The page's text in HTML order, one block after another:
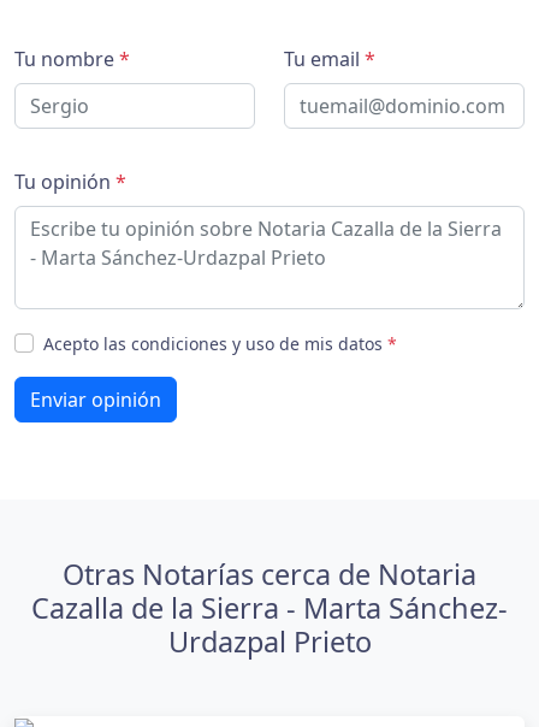
Tu nombre* Tu email *
Tu opinión *
Acepto las condiciones y uso de mis datos *
Enviar opinión
Otras Notarías cerca de Notaria
Cazalla de la Sierra - Marta Sánchez-
Urdazpal Prieto